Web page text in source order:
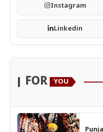
Instagram
Linkedin
FOR YOU